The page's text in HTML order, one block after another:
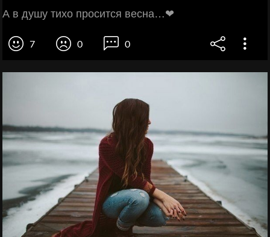
А в душу тихо просится весна…❤
7 0 0